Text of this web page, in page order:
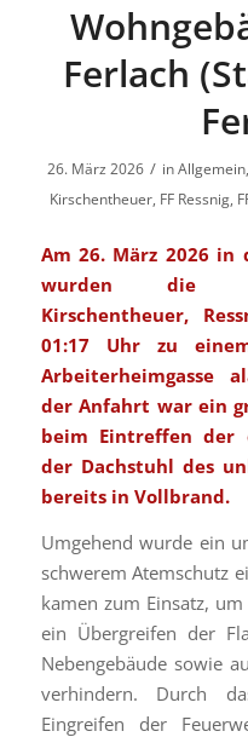
Ferlach
26. März 2026 / inAllgemein
Kirschentheuer, FF Ressnig,
Am 26. März 2026 in
wurden die
Kirschentheuer,
01:17 Uhr zu
Arbeiterheimgasse
der Anfahrt war ein
beim Eintreffen der
der Dachstuhl des
bereits in Vollbrand.
Umgehend wurde ein
schwerem Atemschutz
kamen zum Einsatz,
ein Übergreifen der
Nebengebäude sowie
verhindern. Durch
Eingreifen der